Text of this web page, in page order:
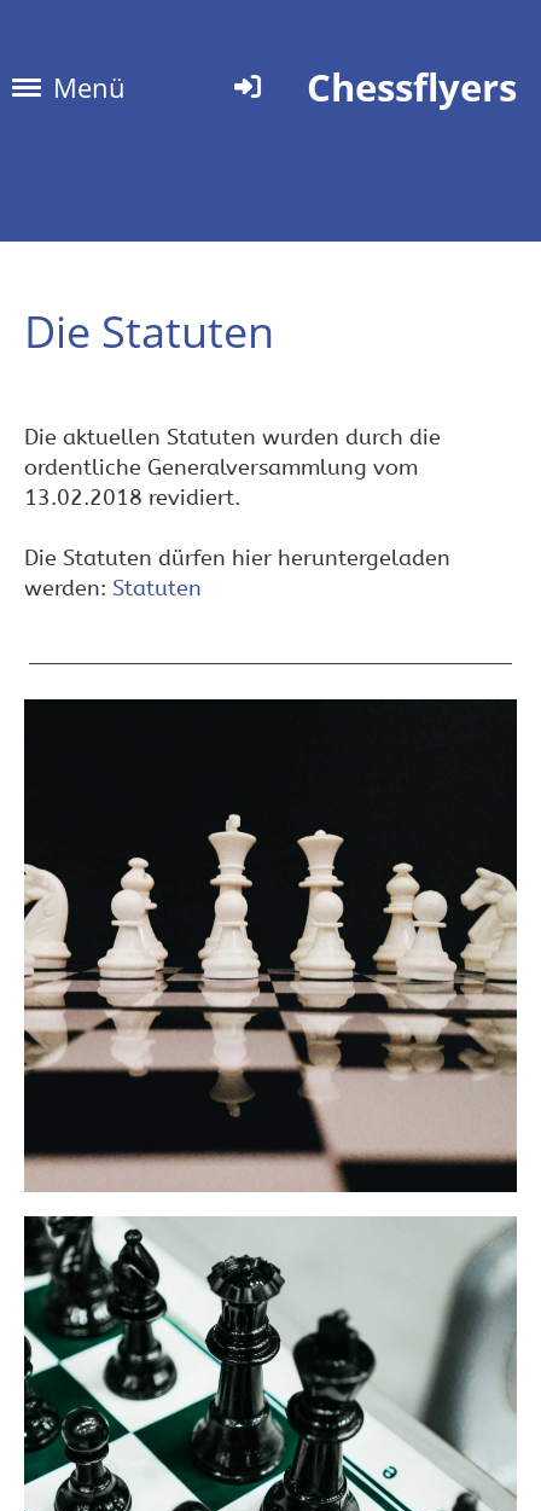
Menü Chessflyers
Die Statuten
Die aktuellen Statuten wurden durch die
ordentliche Generalversammlung vom
13.02.2018 revidiert.
Die Statuten dürfen hier heruntergeladen
werden: Statuten